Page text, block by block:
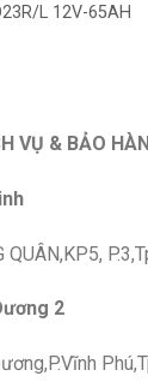
L 12V-65AH
VỤ & BẢO
2